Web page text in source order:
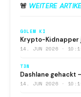
🚨 WEITERE
GOLEM KI
Krypto-Kidnapper
14. JUN 2026 ·
T3N
Dashlane gehackt
14. JUN 2026 ·